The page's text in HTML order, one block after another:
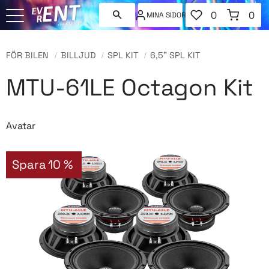
MINA SIDOR
FAVORITER
ANTAL
0
KUNDVAGN
0
FÖR BILEN BILLJUD SPL KIT 6,5" SPL KIT
MTU-61LE Octagon Kit
Avatar
Spara10 %